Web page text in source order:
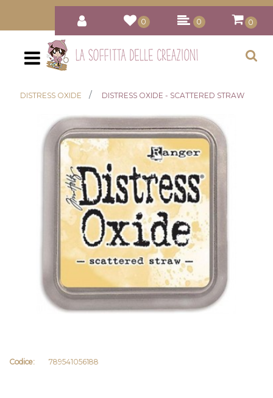
0 0 0
Open
DISTRESS OXIDE DISTRESS OXIDE - SCATTERED STRAW
Codice: 789541056188